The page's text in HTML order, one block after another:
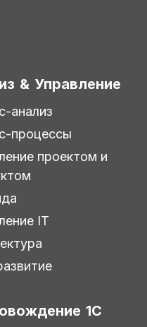
& Управление
анализ
процессы
проектом и
IT
1С